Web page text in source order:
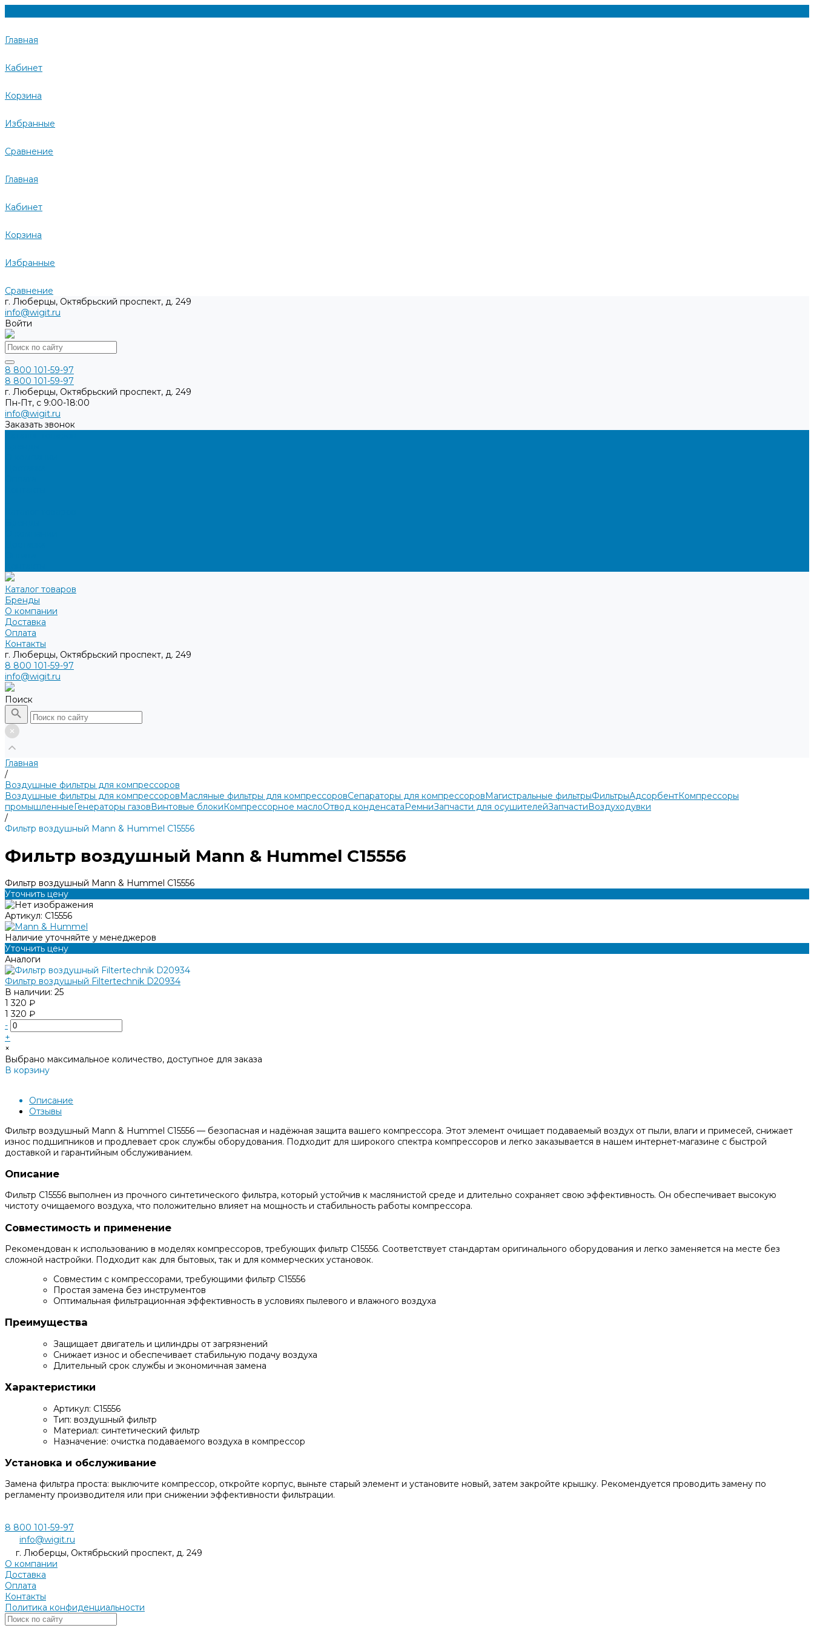
Главная
Кабинет
Корзина
Избранные
Сравнение
Главная
Кабинет
Корзина
Избранные
Сравнение
г. Люберцы, Октябрьский проспект, д. 249
info@wigit.ru
Войти
8 800 101-59-97
8 800 101-59-97
г. Люберцы, Октябрьский проспект, д. 249
Пн-Пт, с 9:00-18:00
info@wigit.ru
Заказать звонок
Каталог товаров
Бренды
О компании
Доставка
Оплата
Контакты
г. Люберцы, Октябрьский проспект, д. 249
8 800 101-59-97
info@wigit.ru
Поиск
Главная
/
Воздушные фильтры для компрессоров
Воздушные фильтры для компрессоровМасляные фильтры для компрессоровСепараторы для компрессоровМагистральные фильтрыФильтрыАдсорбентКомпрессоры
промышленныеГенераторы газовВинтовые блокиКомпрессорное маслоОтвод конденсатаРемниЗапчасти для осушителейЗапчастиВоздуходувки
/
Фильтр воздушный Mann & Hummel C15556
Фильтр воздушный Mann & Hummel C15556
Фильтр воздушный Mann & Hummel C15556
Уточнить цену
Артикул: C15556
Наличие уточняйте у менеджеров
Уточнить цену
Аналоги
Фильтр воздушный Filtertechnik D20934
В наличии: 25
1 320 ₽
1 320 ₽
-
+
×
Выбрано максимальное количество, доступное для заказа
В корзину
Описание
Отзывы
Фильтр воздушный Mann & Hummel C15556 — безопасная и надёжная защита вашего компрессора. Этот элемент очищает подаваемый воздух от пыли, влаги и примесей, снижает
износ подшипников и продлевает срок службы оборудования. Подходит для широкого спектра компрессоров и легко заказывается в нашем интернет-магазине с быстрой
доставкой и гарантийным обслуживанием.
Описание
Фильтр C15556 выполнен из прочного синтетического фильтра, который устойчив к маслянистой среде и длительно сохраняет свою эффективность. Он обеспечивает высокую
чистоту очищаемого воздуха, что положительно влияет на мощность и стабильность работы компрессора.
Совместимость и применение
Рекомендован к использованию в моделях компрессоров, требующих фильтр C15556. Соответствует стандартам оригинального оборудования и легко заменяется на месте без
сложной настройки. Подходит как для бытовых, так и для коммерческих установок.
Совместим с компрессорами, требующими фильтр C15556
Простая замена без инструментов
Оптимальная фильтрационная эффективность в условиях пылевого и влажного воздуха
Преимущества
Защищает двигатель и цилиндры от загрязнений
Снижает износ и обеспечивает стабильную подачу воздуха
Длительный срок службы и экономичная замена
Характеристики
Артикул: C15556
Тип: воздушный фильтр
Материал: синтетический фильтр
Назначение: очистка подаваемого воздуха в компрессор
Установка и обслуживание
Замена фильтра проста: выключите компрессор, откройте корпус, выньте старый элемент и установите новый, затем закройте крышку. Рекомендуется проводить замену по
регламенту производителя или при снижении эффективности фильтрации.
8 800 101-59-97
info@wigit.ru
г. Люберцы, Октябрьский проспект, д. 249
О компании
Доставка
Оплата
Контакты
Политика конфиденциальности